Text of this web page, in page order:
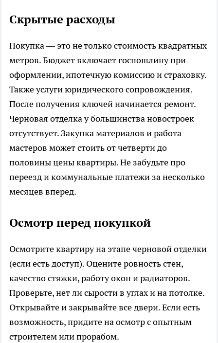
Скрытые расходы
Покупка — это не только стоимость квадратных
метров. Бюджет включает госпошлину при
оформлении, ипотечную комиссию и страховку.
Также услуги юридического сопровождения.
После получения ключей начинается ремонт.
Черновая отделка у большинства новостроек
отсутствует. Закупка материалов и работа
мастеров может стоить от четверти до
половины цены квартиры. Не забудьте про
переезд и коммунальные платежи за несколько
месяцев вперед.
Осмотр перед покупкой
Осмотрите квартиру на этапе черновой отделки
(если есть доступ). Оцените ровность стен,
качество стяжки, работу окон и радиаторов.
Проверьте, нет ли сырости в углах и на потолке.
Открывайте и закрывайте все двери. Если есть
возможность, придите на осмотр с опытным
строителем или прорабом.